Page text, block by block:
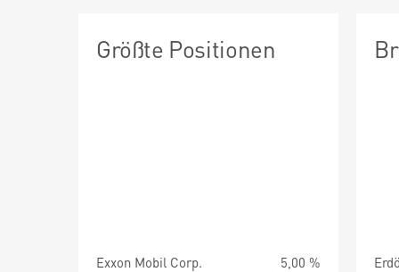
Größte Positionen
Exxon Mobil Corp.
5,00 %